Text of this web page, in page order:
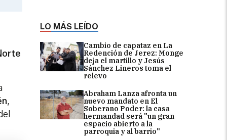
LO MÁS LEÍDO
Cambio de capataz en La
Redención de Jerez: Monge
deja el martillo y Jesús
Sánchez Lineros toma el
relevo
Abraham Lanza afronta un
nuevo mandato en El
Soberano Poder: la casa
hermandad será "un gran
espacio abierto a la
parroquia y al barrio"
,